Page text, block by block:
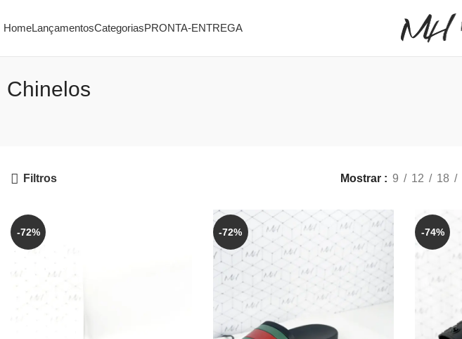
HomeLançamentosCategoriasPRONTA-ENTREGA
Chinelos
Filtros Mostrar 9 12 18
-72% -72% -74%